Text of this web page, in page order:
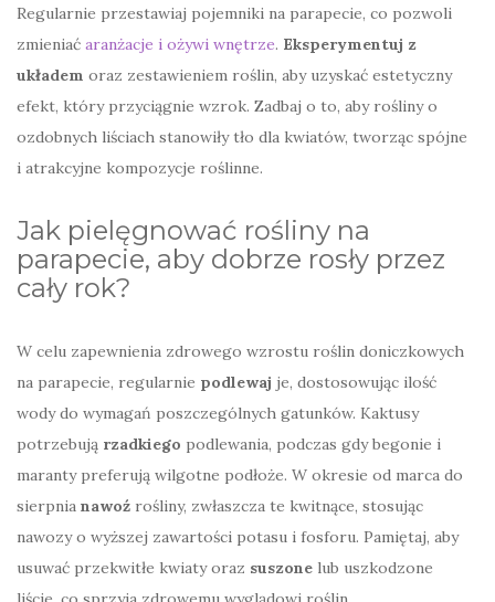
Regularnie przestawiaj pojemniki na parapecie, co pozwoli
zmieniać aranżacje i ożywi wnętrze. Eksperymentuj z
układem oraz zestawieniem roślin, aby uzyskać estetyczny
efekt, który przyciągnie wzrok. Zadbaj o to, aby rośliny o
ozdobnych liściach stanowiły tło dla kwiatów, tworząc spójne
i atrakcyjne kompozycje roślinne.
Jak pielęgnować rośliny na
parapecie, aby dobrze rosły przez
cały rok?
W celu zapewnienia zdrowego wzrostu roślin doniczkowych
na parapecie, regularnie podlewaj je, dostosowując ilość
wody do wymagań poszczególnych gatunków. Kaktusy
potrzebują rzadkiego podlewania, podczas gdy begonie i
maranty preferują wilgotne podłoże. W okresie od marca do
sierpnia nawoź rośliny, zwłaszcza te kwitnące, stosując
nawozy o wyższej zawartości potasu i fosforu. Pamiętaj, aby
usuwać przekwitłe kwiaty oraz suszone lub uszkodzone